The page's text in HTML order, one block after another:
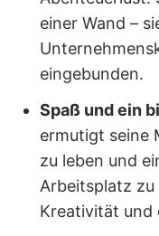
einer Wand –
eingebunden.
Spaß und ein
ermutigt seine
zu leben und
Arbeitsplatz
Kreativität und